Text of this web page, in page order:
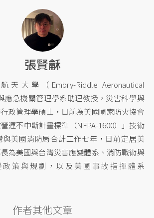
張賢龢
大學（Embry-Riddle Aeronautical
應急機關管理學系助理教授，災害科學與
政管理學碩士，目前為美國國家防火協會
營運不中斷計畫標準（NFPA-1600）」技術
美國消防局合計工作七年，目前定居美
為美國與台灣災害應變體系、消防戰術與
策與規劃，以及美國事故指揮體系
作者其他文章